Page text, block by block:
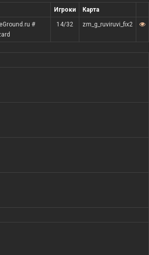
Игроки Карта
#
14/32 zm_g_ruviruvi_fix2